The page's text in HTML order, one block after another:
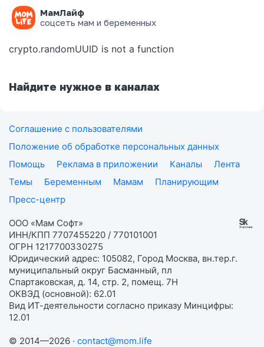
МамЛайф
соцсеть мам и беременных
Ошибка на странице
crypto.randomUUID is not a function
Найдите нужное в каналах
Соглашение с пользователями
Положение об обработке персональных данных
Помощь
Реклама в приложении Каналы
Лента
Темы
Беременным Мамам
Планирующим
Пресс-центр
ООО «Мам Софт»
ИНН/КПП 7707455220 / 770101001
ОГРН 1217700330275
Юридический адрес: 105082, Город Москва, вн.тер.г.
муниципальный округ Басманный, пл
Спартаковская, д. 14, стр. 2, помещ. 7Н
ОКВЭД (основной): 62.01
Вид ИТ-деятельности согласно приказу Минцифры:
12.01
© 2014—2026 · contact@mom.life